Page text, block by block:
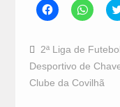
Click
to
Facebook
(Opens
in
new
window)
Click
to
(Opens
in
new
window)
2ª Liga de
Desportivo de
Clube da Covilhã